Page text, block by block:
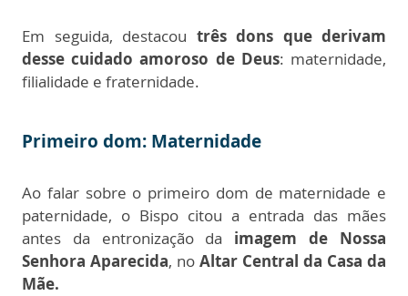
Em seguida, destacou três dons que derivam
desse cuidado amoroso de Deus: maternidade,
filialidade e fraternidade.
Primeiro dom: Maternidade
Ao falar sobre o primeiro dom de maternidade e
paternidade, o Bispo citou a entrada das mães
antes da entronização da imagem de Nossa
Senhora Aparecida, no Altar Central da Casa da
Mãe.